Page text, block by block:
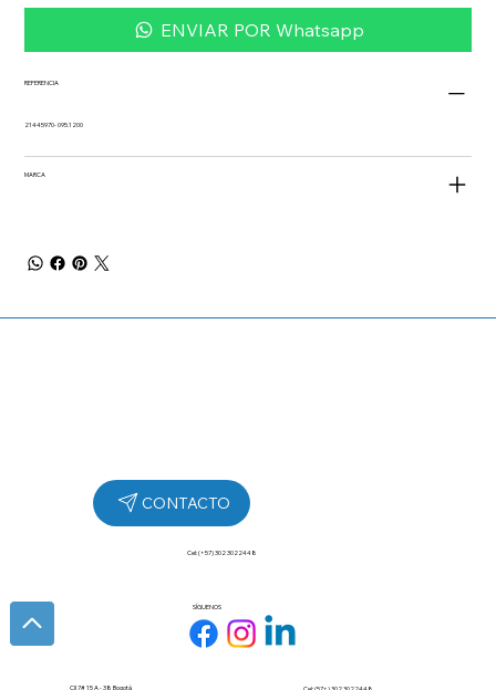
ENVIAR POR Whatsapp
REFERENCIA
21445970- 095.1200
MARCA
SÍGUENOS
Cel: (+57) 302 3022448
Cll 7# 15 A - 38 Bogotá Cel: (57+) 302 3022448